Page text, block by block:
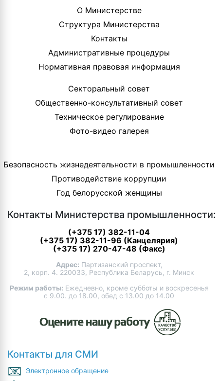
О Министерстве
Структура Министерства
Контакты
Административные процедуры
Нормативная правовая информация
Секторальный совет
Общественно-консультативный совет
Техническое регулирование
Фото-видео галерея
Безопасность жизнедеятельности в промышленности
Противодействие коррупции
Год белорусской женщины
Контакты Министерства промышленности:
(+375 17) 382-11-04
(+375 17) 382-11-96 (Канцелярия)
(+375 17) 270-47-48 (Факс)
Адрес: Партизанский проспект,
2, корп. 4. 220033, Республика Беларусь, г. Минск
Режим работы: Ежедневно, кроме субботы и воскресенья
с 9.00. до 18.00, обед с 13.00 до 14.00
Контакты для СМИ
Электронное обращение